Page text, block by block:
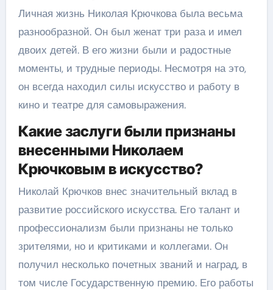
Личная жизнь Николая Крючкова была весьма
разнообразной. Он был женат три раза и имел
двоих детей. В его жизни были и радостные
моменты, и трудные периоды. Несмотря на это,
он всегда находил силы искусство и работу в
кино и театре для самовыражения.
Какие заслуги были признаны
внесенными Николаем
Крючковым в искусство?
Николай Крючков внес значительный вклад в
развитие российского искусства. Его талант и
профессионализм были признаны не только
зрителями, но и критиками и коллегами. Он
получил несколько почетных званий и наград, в
том числе Государственную премию. Его работы